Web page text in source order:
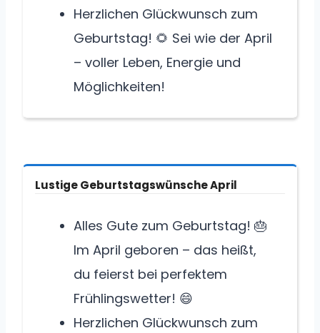
Herzlichen Glückwunsch zum
Geburtstag! 🌻 Sei wie der April
– voller Leben, Energie und
Möglichkeiten!
Lustige Geburtstagswünsche April
Alles Gute zum Geburtstag! 🎂
Im April geboren – das heißt,
du feierst bei perfektem
Frühlingswetter! 😄
Herzlichen Glückwunsch zum